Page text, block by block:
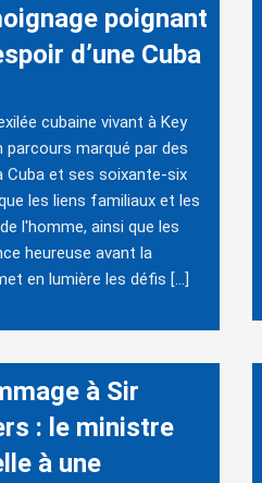
poignant
d’une Cuba
cubaine vivant à Key
parcours marqué par des
Cuba et ses soixante-six
les liens familiaux et les
l'homme, ainsi que les
heureuse avant la
en lumière les défis […]
à Sir
: le ministre
à une